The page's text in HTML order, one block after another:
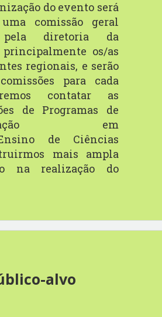
do evento será
uma comissão
geral
pela diretoria
da
principalmente os/as
regionais, e serão
comissões para cada
contatar as
de Programas
de
em
Ensino de Ciências
mais
ampla
na realização
do
alvo